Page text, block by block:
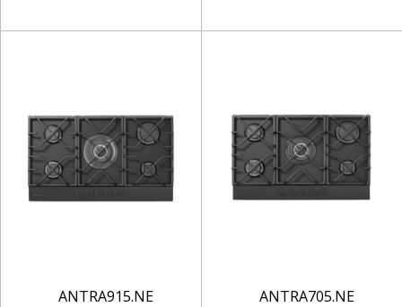
ANTRA915.NE ANTRA705.NE